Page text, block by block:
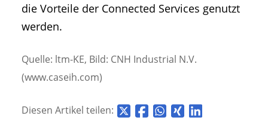
die Vorteile der Connected Services genutzt
werden.
Quelle: ltm-KE, Bild: CNH Industrial N.V.
(www.caseih.com)
Diesen Artikel teilen: